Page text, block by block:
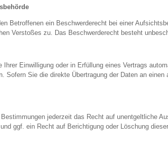
Betroffenen ein Beschwerderecht bei einer
Verstoßes zu. Das Beschwerderecht besteht
Einwilligung oder in Erfüllung eines Vertrags
Sofern Sie die direkte Übertragung der Daten an
jederzeit das Recht auf unentgeltliche
ggf. ein Recht auf Berichtigung oder Löschung